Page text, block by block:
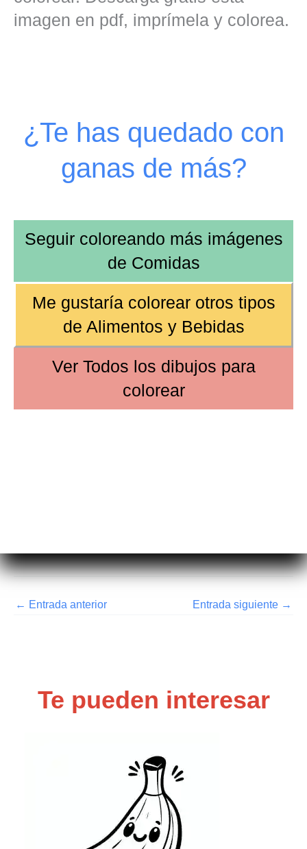
imagen en pdf, imprímela y colorea.
¿Te has quedado con
ganas de más?
Seguir coloreando más imágenes
de Comidas
Me gustaría colorear otros tipos
de Alimentos y Bebidas
Ver Todos los dibujos para
colorear
← Entrada anterior Entrada siguiente →
Te pueden interesar